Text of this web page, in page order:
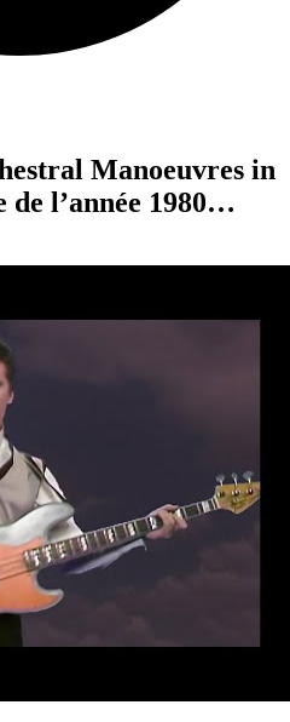
Manoeuvres in
l’année 1980…